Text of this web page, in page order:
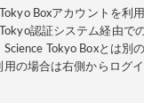
Boxアカウントを利
認証システム経由で
Tokyo Boxとは別
用の場合は右側からログ